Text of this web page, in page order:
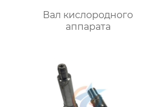
Вал кислородного
аппарата